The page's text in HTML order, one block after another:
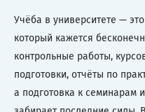
Учёба в университете —
который кажется
контрольные работы,
подготовки, отчёты по
а подготовка к семинарам